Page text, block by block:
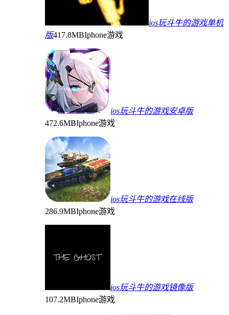
ios玩斗牛的游戏单机
版417.8MBIphone游戏
ios玩斗牛的游戏安卓版
472.6MBIphone游戏
ios玩斗牛的游戏在线版
286.9MBIphone游戏
ios玩斗牛的游戏镜像版
107.2MBIphone游戏